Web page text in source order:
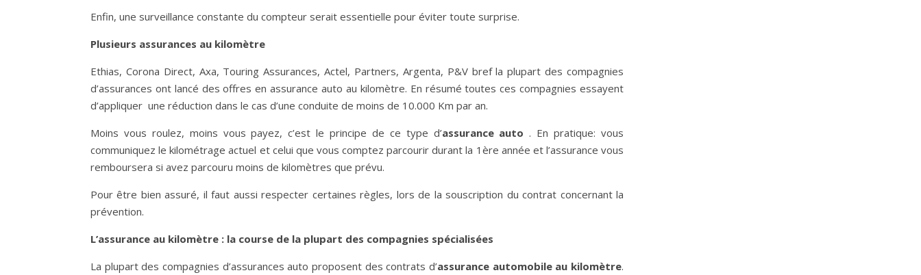
Enfin, une surveillance constante du compteur serait essentielle pour éviter toute surprise.
Plusieurs assurances au kilomètre
Ethias, Corona Direct, Axa, Touring Assurances, Actel, Partners, Argenta, P&V bref la plupart des compagnies
d’assurances ont lancé des offres en assurance auto au kilomètre. En résumé toutes ces compagnies essayent
d’appliquer une réduction dans le cas d’une conduite de moins de 10.000 Km par an.
Moins vous roulez, moins vous payez, c’est le principe de ce type d’assurance auto . En pratique: vous
communiquez le kilométrage actuel et celui que vous comptez parcourir durant la 1ère année et l’assurance vous
remboursera si avez parcouru moins de kilomètres que prévu.
Pour être bien assuré, il faut aussi respecter certaines règles, lors de la souscription du contrat concernant la
prévention.
L’assurance au kilomètre : la course de la plupart des compagnies spécialisées
La plupart des compagnies d’assurances auto proposent des contrats d’assurance automobile au kilomètre.